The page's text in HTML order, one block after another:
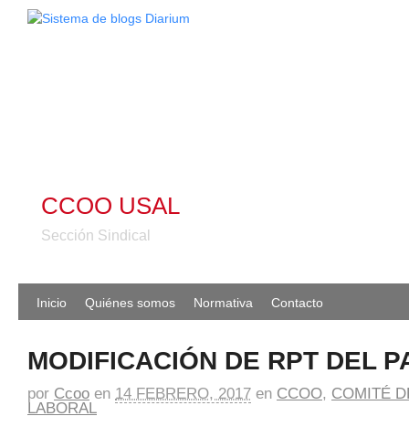
CCOO USAL
Sección Sindical
Inicio Quiénes somos Normativa Contacto
MODIFICACIÓN DE RPT DEL
por Ccoo en 14 FEBRERO, 2017 en CCOO, COMITÉ
LABORAL